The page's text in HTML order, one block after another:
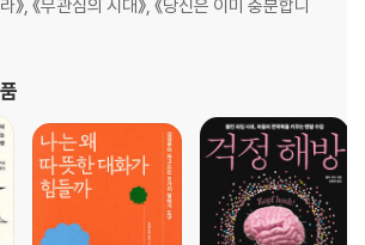
기
가능성
하게 활용하라
게 활용하라
, 《무관심의 시대》, 《당신은 이미 충분합니